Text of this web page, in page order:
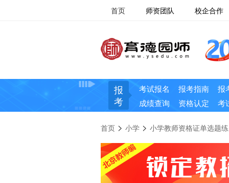
首页 师资团队 校企合作
报
考
考试报名 报考指南
报
成绩查询
资格认定 考
首页> 小学> 小学教师资格证单选题